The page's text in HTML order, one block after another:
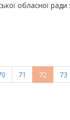
обласної
Page
71
Поточна
сторінка
72 73